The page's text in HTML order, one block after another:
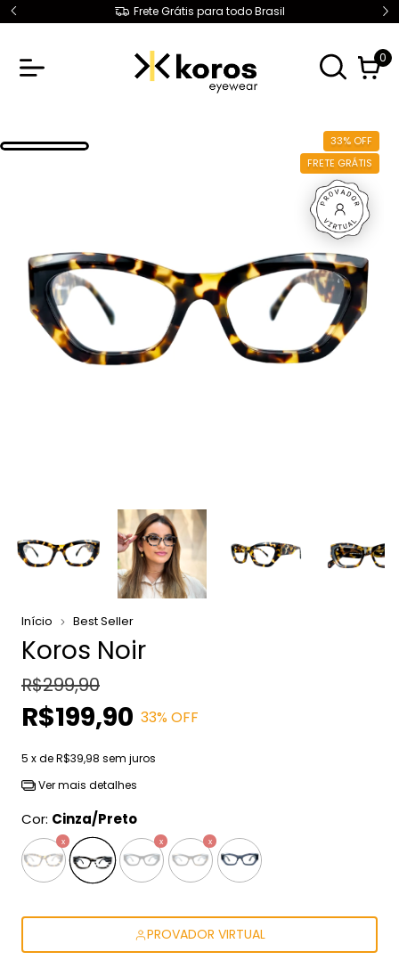
1° Troca Grátis
0
33% OFF
FRETE GRÁTIS
Início Best Seller
Koros Noir
R$299,90
R$199,90 33% OFF
5 x deR$39,98 sem juros
Ver mais detalhes
Cor: Cinza/Preto
PROVADOR VIRTUAL